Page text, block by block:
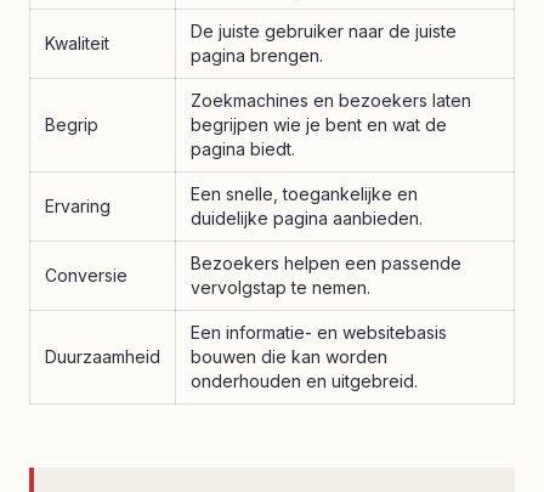
Kwaliteit
De juiste gebruiker naar de juiste
pagina brengen.
Begrip
Zoekmachines en bezoekers laten
begrijpen wie je bent en wat de
pagina biedt.
Ervaring
Een snelle, toegankelijke en
duidelijke pagina aanbieden.
Conversie
Bezoekers helpen een passende
vervolgstap te nemen.
Duurzaamheid
Een informatie- en websitebasis
bouwen die kan worden
onderhouden en uitgebreid.